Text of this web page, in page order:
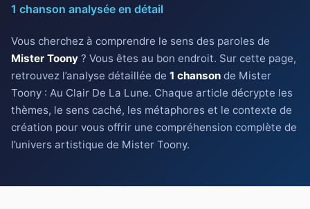
1 chanson analysée en détail
Vous cherchez à comprendre le sens des paroles de
Mister Toony ? Vous êtes au bon endroit. Sur cette page,
retrouvez l’analyse détaillée de 1 chanson de Mister
Toony : Au Clair De La Lune. Chaque article décrypte les
thèmes, le sens caché, les métaphores et le contexte de
création pour vous offrir une compréhension complète de
l’univers artistique de Mister Toony.